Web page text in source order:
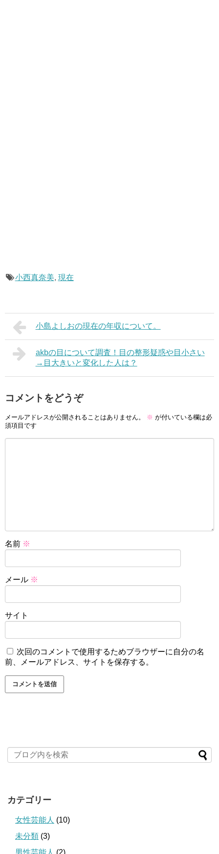
小西真奈美, 現在
小島よしおの現在の年収について。
akbの目について調査！目の整形疑惑や目小さい
→目大きいと変化した人は？
コメントをどうぞ
メールアドレスが公開されることはありません。 ※ が付いている欄は必
須項目です
名前 ※
メール ※
サイト
次回のコメントで使用するためブラウザーに自分の名
前、メールアドレス、サイトを保存する。
カテゴリー
女性芸能人 (10)
未分類 (3)
男性芸能人 (2)